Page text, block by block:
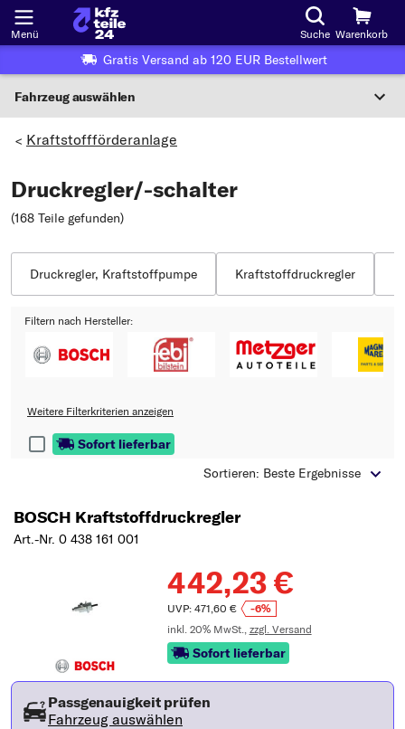
Menü Suche Warenkorb
Gratis Versand ab 120 EUR Bestellwert
Fahrzeug auswählen
Wo finde ich die?
Oder Fahrzeugauswahl nach Kriterien:
Hersteller wählen
Modell wählen
Typ wählen
> Kraftstoffförderanlage
Druckregler/-schalter
(168 Teile gefunden)
Druckregler, Kraftstoffpumpe Kraftstoffdruckregler
Filtern nach Hersteller:
Weitere Filterkriterien anzeigen
Sofort lieferbar
Sortieren: Beste Ergebnisse
BOSCH Kraftstoffdruckregler
Art.-Nr. 0 438 161 001
442,23 €
UVP: 471,60 €
-6%
inkl. 20% MwSt., zzgl. Versand
Sofort lieferbar
Passgenauigkeit prüfen
Fahrzeug auswählen